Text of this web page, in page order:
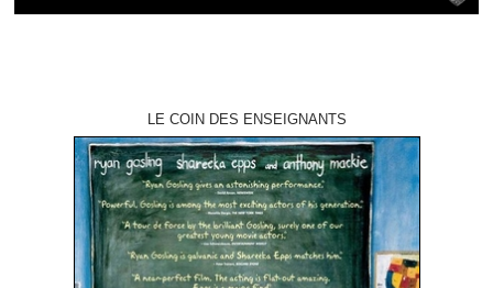
LE COIN DES ENSEIGNANTS